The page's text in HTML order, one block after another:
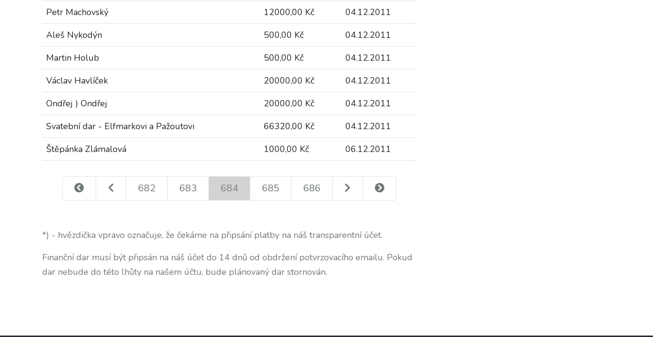
Petr Machovský
12000,00 Kč
04.12.2011
Aleš Nykodýn
500,00 Kč
04.12.2011
Martin Holub
500,00 Kč
04.12.2011
Václav Havlíček
20000,00 Kč
04.12.2011
Ondřej ) Ondřej
20000,00 Kč
04.12.2011
Svatební dar - Elfmarkovi a Pažoutovi
66320,00 Kč
04.12.2011
Štěpánka Zlámalová
1000,00 Kč 06.12.2011
682 683 684 685 686
*) - hvězdička vpravo označuje, že čekáme na připsání platby na náš transparentní účet.
Finanční dar musí být připsán na náš účet do 14 dnů od obdržení potvrzovacího emailu. Pokud
dar nebude do této lhůty na našem účtu, bude plánovaný dar stornován.